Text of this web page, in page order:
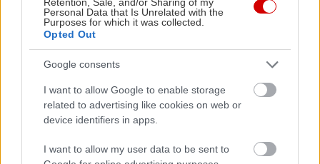
Personal Data that Is Unrelated with the
Purposes for which it was collected.
Opted Out
Google consents
I want to allow Google to enable storage
related to advertising like cookies on web or
device identifiers in apps.
I want to allow my user data to be sent to
μήλου, το χταπόδι (25€) με πουρέ κρεμμύδι και
χλωροφίλη θάλασσας και φυσικά το θηριώδες
κοντοσούβλι Wagyu (65€ για δύο άτομα).